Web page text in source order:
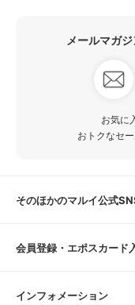
メールマガ
お気に
おトクなセ
そのほかのマルイ公式
会員登録・エポスカード
インフォメーション